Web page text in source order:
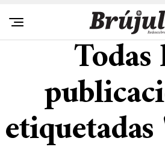
Todas
etiquetadas